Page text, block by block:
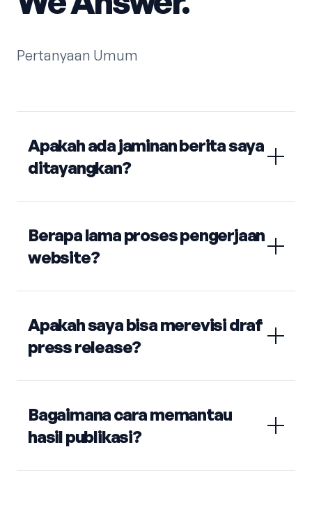
Pertanyaan Umum
Apakah ada jaminan berita saya
ditayangkan?
Berapa lama proses pengerjaan
website?
Apakah saya bisa merevisi draf
press release?
Bagaimana cara memantau
hasil publikasi?